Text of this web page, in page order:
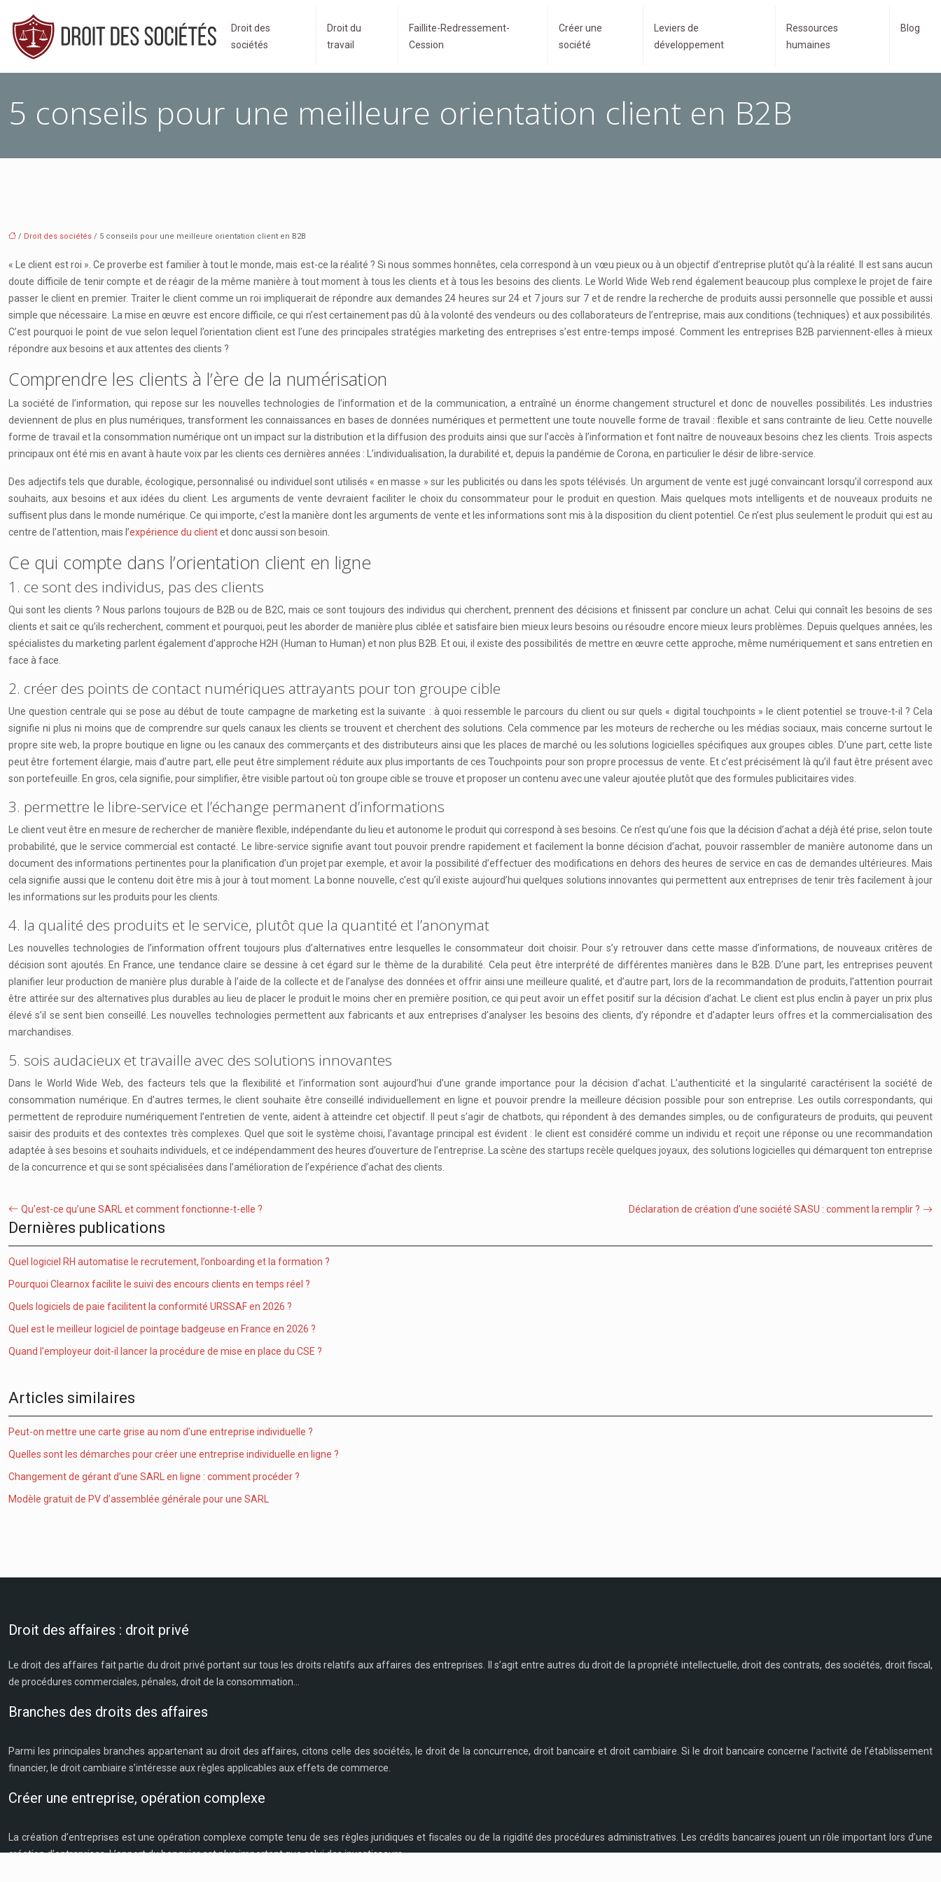
Droit des
sociétés
Droit du
travail
Faillite-Redressement-
Cession
Créer une
société
Leviers de
développement
Ressources
humaines
Blog
5 conseils pour une meilleure orientation client en B2B
/ Droit des sociétés / 5 conseils pour une meilleure orientation client en B2B
« Le client est roi ». Ce proverbe est familier à tout le monde, mais est-ce la réalité ? Si nous sommes honnêtes, cela correspond à un vœu pieux ou à un objectif d’entreprise plutôt qu’à la réalité. Il est sans aucun
doute difficile de tenir compte et de réagir de la même manière à tout moment à tous les clients et à tous les besoins des clients. Le World Wide Web rend également beaucoup plus complexe le projet de faire
passer le client en premier. Traiter le client comme un roi impliquerait de répondre aux demandes 24 heures sur 24 et 7 jours sur 7 et de rendre la recherche de produits aussi personnelle que possible et aussi
simple que nécessaire. La mise en œuvre est encore difficile, ce qui n’est certainement pas dû à la volonté des vendeurs ou des collaborateurs de l’entreprise, mais aux conditions (techniques) et aux possibilités.
C’est pourquoi le point de vue selon lequel l’orientation client est l’une des principales stratégies marketing des entreprises s’est entre-temps imposé. Comment les entreprises B2B parviennent-elles à mieux
répondre aux besoins et aux attentes des clients ?
Comprendre les clients à l’ère de la numérisation
La société de l’information, qui repose sur les nouvelles technologies de l’information et de la communication, a entraîné un énorme changement structurel et donc de nouvelles possibilités. Les industries
deviennent de plus en plus numériques, transforment les connaissances en bases de données numériques et permettent une toute nouvelle forme de travail : flexible et sans contrainte de lieu. Cette nouvelle
forme de travail et la consommation numérique ont un impact sur la distribution et la diffusion des produits ainsi que sur l’accès à l’information et font naître de nouveaux besoins chez les clients. Trois aspects
principaux ont été mis en avant à haute voix par les clients ces dernières années : L’individualisation, la durabilité et, depuis la pandémie de Corona, en particulier le désir de libre-service.
Des adjectifs tels que durable, écologique, personnalisé ou individuel sont utilisés « en masse » sur les publicités ou dans les spots télévisés. Un argument de vente est jugé convaincant lorsqu’il correspond aux
souhaits, aux besoins et aux idées du client. Les arguments de vente devraient faciliter le choix du consommateur pour le produit en question. Mais quelques mots intelligents et de nouveaux produits ne
suffisent plus dans le monde numérique. Ce qui importe, c’est la manière dont les arguments de vente et les informations sont mis à la disposition du client potentiel. Ce n’est plus seulement le produit qui est au
centre de l’attention, mais l’expérience du clientet donc aussi son besoin.
Ce qui compte dans l’orientation client en ligne
1. ce sont des individus, pas des clients
Qui sont les clients ? Nous parlons toujours de B2B ou de B2C, mais ce sont toujours des individus qui cherchent, prennent des décisions et finissent par conclure un achat. Celui qui connaît les besoins de ses
clients et sait ce qu’ils recherchent, comment et pourquoi, peut les aborder de manière plus ciblée et satisfaire bien mieux leurs besoins ou résoudre encore mieux leurs problèmes. Depuis quelques années, les
spécialistes du marketing parlent également d’approche H2H (Human to Human) et non plus B2B. Et oui, il existe des possibilités de mettre en œuvre cette approche, même numériquement et sans entretien en
face à face.
2. créer des points de contact numériques attrayants pour ton groupe cible
Une question centrale qui se pose au début de toute campagne de marketing est la suivante : à quoi ressemble le parcours du client ou sur quels « digital touchpoints » le client potentiel se trouve-t-il ? Cela
signifie ni plus ni moins que de comprendre sur quels canaux les clients se trouvent et cherchent des solutions. Cela commence par les moteurs de recherche ou les médias sociaux, mais concerne surtout le
propre site web, la propre boutique en ligne ou les canaux des commerçants et des distributeurs ainsi que les places de marché ou les solutions logicielles spécifiques aux groupes cibles. D’une part, cette liste
peut être fortement élargie, mais d’autre part, elle peut être simplement réduite aux plus importants de ces Touchpoints pour son propre processus de vente. Et c’est précisément là qu’il faut être présent avec
son portefeuille. En gros, cela signifie, pour simplifier, être visible partout où ton groupe cible se trouve et proposer un contenu avec une valeur ajoutée plutôt que des formules publicitaires vides.
3. permettre le libre-service et l’échange permanent d’informations
Le client veut être en mesure de rechercher de manière flexible, indépendante du lieu et autonome le produit qui correspond à ses besoins. Ce n’est qu’une fois que la décision d’achat a déjà été prise, selon toute
probabilité, que le service commercial est contacté. Le libre-service signifie avant tout pouvoir prendre rapidement et facilement la bonne décision d’achat, pouvoir rassembler de manière autonome dans un
document des informations pertinentes pour la planification d’un projet par exemple, et avoir la possibilité d’effectuer des modifications en dehors des heures de service en cas de demandes ultérieures. Mais
cela signifie aussi que le contenu doit être mis à jour à tout moment. La bonne nouvelle, c’est qu’il existe aujourd’hui quelques solutions innovantes qui permettent aux entreprises de tenir très facilement à jour
les informations sur les produits pour les clients.
4. la qualité des produits et le service, plutôt que la quantité et l’anonymat
Les nouvelles technologies de l’information offrent toujours plus d’alternatives entre lesquelles le consommateur doit choisir. Pour s’y retrouver dans cette masse d’informations, de nouveaux critères de
décision sont ajoutés. En France, une tendance claire se dessine à cet égard sur le thème de la durabilité. Cela peut être interprété de différentes manières dans le B2B. D’une part, les entreprises peuvent
planifier leur production de manière plus durable à l’aide de la collecte et de l’analyse des données et offrir ainsi une meilleure qualité, et d’autre part, lors de la recommandation de produits, l’attention pourrait
être attirée sur des alternatives plus durables au lieu de placer le produit le moins cher en première position, ce qui peut avoir un effet positif sur la décision d’achat. Le client est plus enclin à payer un prix plus
élevé s’il se sent bien conseillé. Les nouvelles technologies permettent aux fabricants et aux entreprises d’analyser les besoins des clients, d’y répondre et d’adapter leurs offres et la commercialisation des
marchandises.
5. sois audacieux et travaille avec des solutions innovantes
Dans le World Wide Web, des facteurs tels que la flexibilité et l’information sont aujourd’hui d’une grande importance pour la décision d’achat. L’authenticité et la singularité caractérisent la société de
consommation numérique. En d’autres termes, le client souhaite être conseillé individuellement en ligne et pouvoir prendre la meilleure décision possible pour son entreprise. Les outils correspondants, qui
permettent de reproduire numériquement l’entretien de vente, aident à atteindre cet objectif. Il peut s’agir de chatbots, qui répondent à des demandes simples, ou de configurateurs de produits, qui peuvent
saisir des produits et des contextes très complexes. Quel que soit le système choisi, l’avantage principal est évident : le client est considéré comme un individu et reçoit une réponse ou une recommandation
adaptée à ses besoins et souhaits individuels, et ce indépendamment des heures d’ouverture de l’entreprise. La scène des startups recèle quelques joyaux, des solutions logicielles qui démarquent ton entreprise
de la concurrence et qui se sont spécialisées dans l’amélioration de l’expérience d’achat des clients.
Qu’est-ce qu’une SARL et comment fonctionne-t-elle ? Déclaration de création d’une société SASU : comment la remplir ?
Dernières publications
Quel logiciel RH automatise le recrutement, l’onboarding et la formation ?
Pourquoi Clearnox facilite le suivi des encours clients en temps réel ?
Quels logiciels de paie facilitent la conformité URSSAF en 2026 ?
Quel est le meilleur logiciel de pointage badgeuse en France en 2026 ?
Quand l’employeur doit-il lancer la procédure de mise en place du CSE ?
Articles similaires
Peut-on mettre une carte grise au nom d’une entreprise individuelle ?
Quelles sont les démarches pour créer une entreprise individuelle en ligne ?
Changement de gérant d’une SARL en ligne : comment procéder ?
Modèle gratuit de PV d’assemblée générale pour une SARL
Droit des affaires : droit privé
Le droit des affaires fait partie du droit privé portant sur tous les droits relatifs aux affaires des entreprises. Il s’agit entre autres du droit de la propriété intellectuelle, droit des contrats, des sociétés, droit fiscal,
de procédures commerciales, pénales, droit de la consommation…
Branches des droits des affaires
Parmi les principales branches appartenant au droit des affaires, citons celle des sociétés, le droit de la concurrence, droit bancaire et droit cambiaire. Si le droit bancaire concerne l’activité de l’établissement
financier, le droit cambiaire s’intéresse aux règles applicables aux effets de commerce.
Créer une entreprise, opération complexe
La création d’entreprises est une opération complexe compte tenu de ses règles juridiques et fiscales ou de la rigidité des procédures administratives. Les crédits bancaires jouent un rôle important lors d’une
création d’entreprises. L’apport du banquier est plus important que celui des investisseurs.